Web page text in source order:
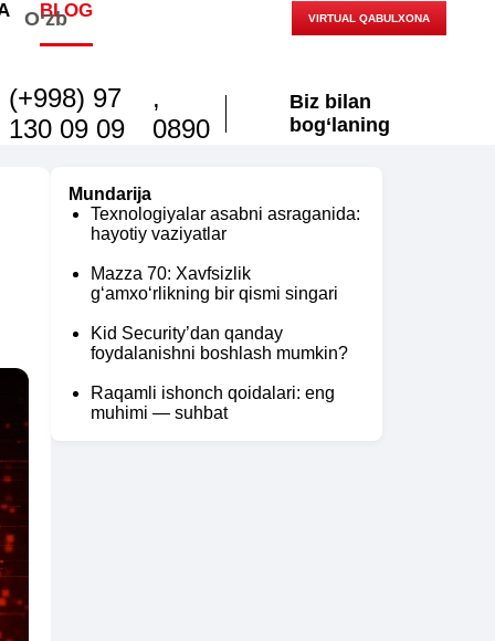
BLOG
O‘zb VIRTUAL QABULXONA
(+998) 97
130 09 09
,
0890
Biz bilan
bog‘laning
Mundarija
Texnologiyalar asabni asraganida:
hayotiy vaziyatlar
Mazza 70: Xavfsizlik
g‘amxo‘rlikning bir qismi singari
Kid Security’dan qanday
foydalanishni boshlash mumkin?
Raqamli ishonch qoidalari: eng
muhimi — suhbat